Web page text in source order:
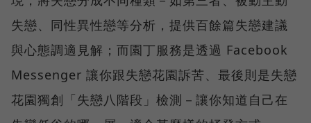
失戀、同性異性戀等分析，提供百餘篇失戀建議
與心態調適見解；而園丁服務是透過 Facebook
Messenger 讓你跟失戀花園訴苦、最後則是失戀
花園獨創「失戀八階段」檢測－讓你知道自己在